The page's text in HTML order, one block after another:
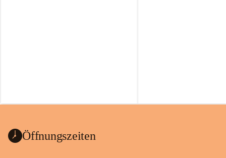
Öffnungszeiten